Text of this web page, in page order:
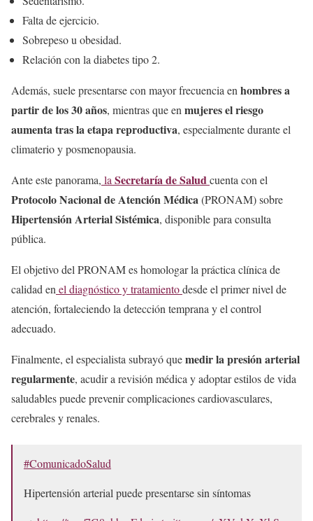
Falta de ejercicio.
Sobrepeso u obesidad.
Relación con la diabetes tipo 2.
Además, suele presentarse con mayor frecuencia enhombres a
partir de los 30 años, mientras que enmujeres el riesgo
aumenta tras la etapa reproductiva, especialmente durante el
climaterio y posmenopausia.
Ante este panorama, laSecretaría de Saludcuenta con el
Protocolo Nacional de Atención Médica(PRONAM) sobre
Hipertensión Arterial Sistémica, disponible para consulta
pública.
El objetivo del PRONAM es homologar la práctica clínica de
calidad enel diagnóstico y tratamientodesde el primer nivel de
atención, fortaleciendo la detección temprana y el control
adecuado.
Finalmente, el especialista subrayó quemedir la presión arterial
regularmente, acudir a revisión médica y adoptar estilos de vida
saludables puede prevenir complicaciones cardiovasculares,
cerebrales y renales.
#ComunicadoSalud
Hipertensión arterial puede presentarse sin síntomas